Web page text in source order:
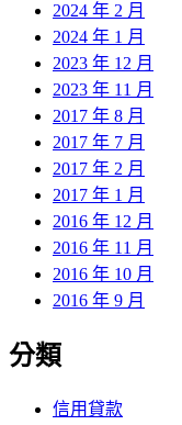
2024 年 2 月
2024 年 1 月
2023 年 12 月
2023 年 11 月
2017 年 8 月
2017 年 7 月
2017 年 2 月
2017 年 1 月
2016 年 12 月
2016 年 11 月
2016 年 10 月
2016 年 9 月
分類
信用貸款